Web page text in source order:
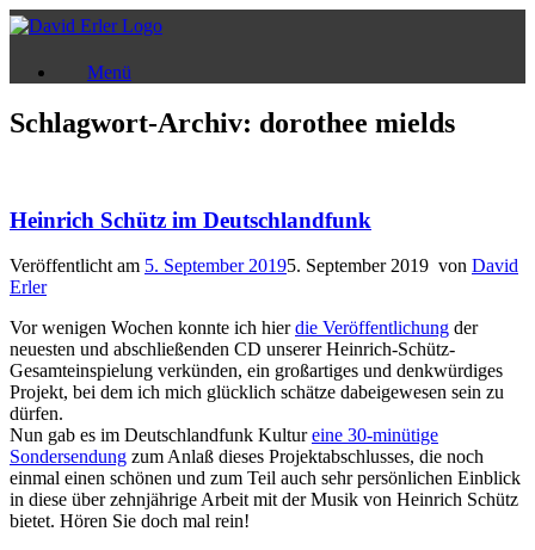
Zum
Inhalt
Menü
Schlagwort-Archiv: dorothee mields
Heinrich Schütz im Deutschlandfunk
Veröffentlicht am 5. September 20195. September 2019 von David
Erler
Vor wenigen Wochen konnte ich hierdie Veröffentlichung der
neuesten und abschließenden CD unserer Heinrich-Schütz-
Gesamteinspielung verkünden, ein großartiges und denkwürdiges
Projekt, bei dem ich mich glücklich schätze dabeigewesen sein zu
dürfen.
Nun gab es im Deutschlandfunk Kultureine 30-minütige
Sondersendung zum Anlaß dieses Projektabschlusses, die noch
einmal einen schönen und zum Teil auch sehr persönlichen Einblick
in diese über zehnjährige Arbeit mit der Musik von Heinrich Schütz
bietet. Hören Sie doch mal rein!